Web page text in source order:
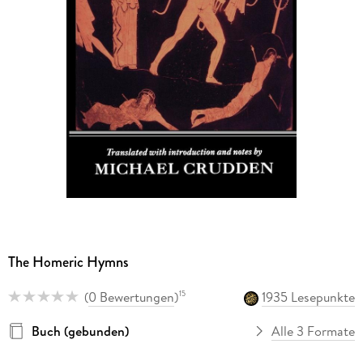
The Homeric Hymns
(0 Bewertungen)15
1935 Lesepunkte
Buch (gebunden)
Alle 3 Formate